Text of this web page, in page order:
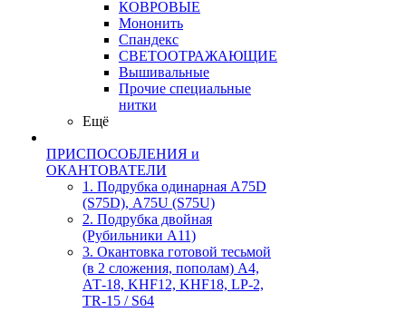
КОВРОВЫЕ
Мононить
Спандекс
СВЕТООТРАЖАЮЩИЕ
Вышивальные
Прочие специальные
нитки
Ещё
ПРИСПОСОБЛЕНИЯ и
ОКАНТОВАТЕЛИ
1. Подрубка одинарная А75D
(S75D), А75U (S75U)
2. Подрубка двойная
(Рубильники А11)
3. Окантовка готовой тесьмой
(в 2 сложения, пополам) А4,
АТ-18, KHF12, KHF18, LP-2,
TR-15 / S64